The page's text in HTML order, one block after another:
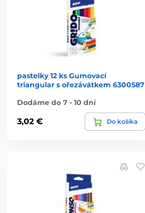
pastelky 12 ks Gumovací
triangular s ořezávátkem 6300587
Dodáme do 7 - 10 dní
3,02 € Do košíka